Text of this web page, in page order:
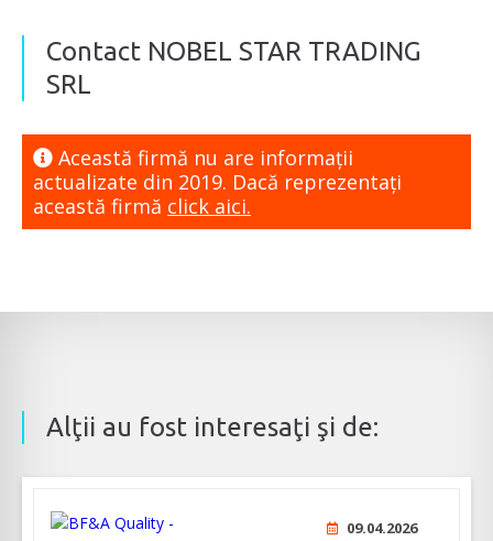
Contact NOBEL STAR TRADING
SRL
Această firmă nu are informaţii
actualizate din 2019. Dacă reprezentaţi
această firmă click aici.
Alţii au fost interesaţi şi de:
09.04.2026